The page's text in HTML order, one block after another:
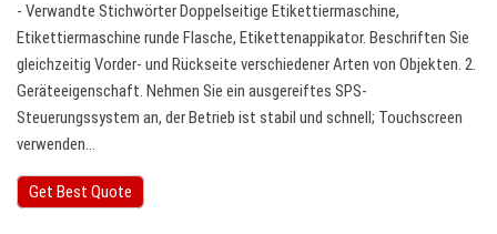
- Verwandte Stichwörter Doppelseitige Etikettiermaschine,
Etikettiermaschine runde Flasche, Etikettenappikator. Beschriften Sie
gleichzeitig Vorder- und Rückseite verschiedener Arten von Objekten. 2.
Geräteeigenschaft. Nehmen Sie ein ausgereiftes SPS-
Steuerungssystem an, der Betrieb ist stabil und schnell; Touchscreen
verwenden…
Get Best Quote